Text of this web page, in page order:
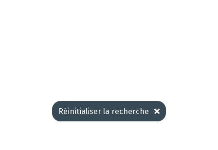
Réinitialiser la recherche